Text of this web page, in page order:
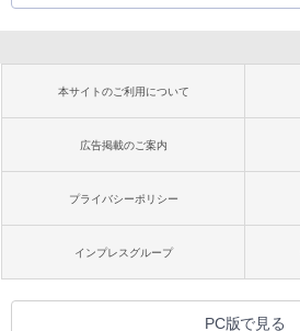
本サイトのご利用について
広告掲載のご案内
プライバシーポリシー
インプレスグループ
PC版で見る